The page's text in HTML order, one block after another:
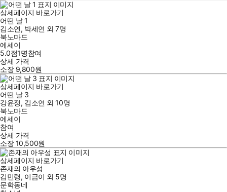
상세페이지 바로가기
어떤 날 1
김소연, 박세연 외7명
북노마드
에세이
5.0점1명참여
상세 가격
소장 9,800원
상세페이지 바로가기
어떤 날 3
강윤정, 김소연 외10명
북노마드
에세이
참여
상세 가격
소장10,500원
상세페이지 바로가기
존재의 아우성
김민령, 이금이 외 5명
문학동네